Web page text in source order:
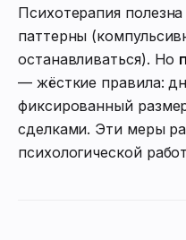
Психотерапия
паттерны
останавливаться). Но
— жёсткие правила:
фиксированный
сделками. Эти меры
психологической